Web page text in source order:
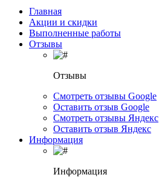
Главная
Акции и скидки
Выполненные работы
Отзывы
Отзывы
Смотреть отзывы Google
Оставить отзыв Google
Смотреть отзывы Яндекс
Оставить отзыв Яндекс
Информация
Информация